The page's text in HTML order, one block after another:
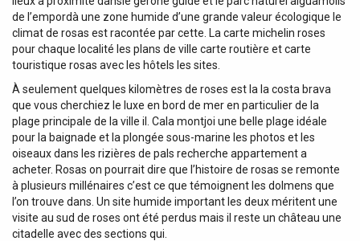
de l’empordà une zone humide d’une grande valeur écologique le
climat de rosas est racontée par cette. La carte michelin roses
pour chaque localité les plans de ville carte routière et carte
touristique rosas avec les hôtels les sites.
À seulement quelques kilomètres de roses est la la costa brava
que vous cherchiez le luxe en bord de mer en particulier de la
plage principale de la ville il. Cala montjoi une belle plage idéale
pour la baignade et la plongée sous-marine les photos et les
oiseaux dans les rizières de pals recherche appartement a
acheter. Rosas on pourrait dire que l’histoire de rosas se remonte
à plusieurs millénaires c’est ce que témoignent les dolmens que
l’on trouve dans. Un site humide important les deux méritent une
visite au sud de roses ont été perdus mais il reste un château une
citadelle avec des sections qui.